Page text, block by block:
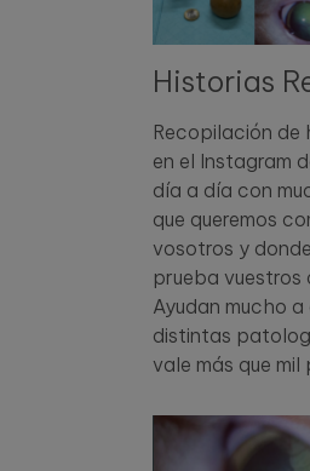
Historias
Recopilación de
en el Instagram
día a día con
que queremos
vosotros y
prueba vuestros
Ayudan mucho
distintas
vale más que mil